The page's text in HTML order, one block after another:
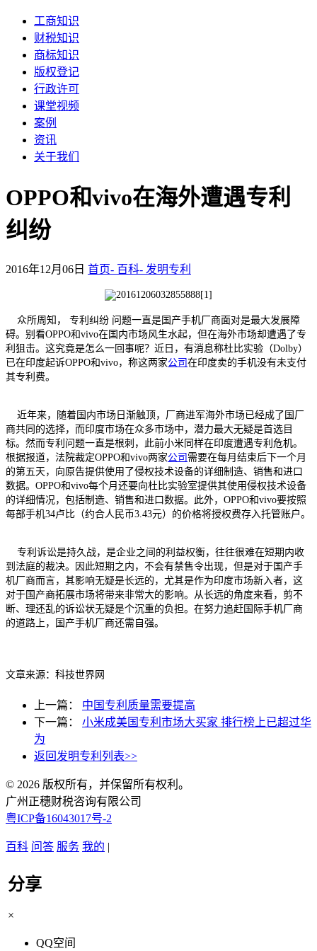
工商知识
财税知识
商标知识
版权登记
行政许可
课堂视频
案例
资讯
关于我们
OPPO和vivo在海外遭遇专利
纠纷
2016年12月06日 首页- 百科- 发明专利
众所周知， 专利纠纷 问题一直是国产手机厂商面对是最大发展障
碍。别看OPPO和vivo在国内市场风生水起，但在海外市场却遭遇了专
利狙击。这究竟是怎么一回事呢？近日，有消息称杜比实验（Dolby）
已在印度起诉OPPO和vivo，称这两家公司 在印度卖的手机没有未支付
其专利费。
近年来，随着国内市场日渐触顶，厂商进军海外市场已经成了国厂
商共同的选择，而印度市场在众多市场中，潜力最大无疑是首选目
标。然而专利问题一直是根刺，此前小米同样在印度遭遇专利危机。
根据报道，法院裁定OPPO和vivo两家公司 需要在每月结束后下一个月
的第五天，向原告提供使用了侵权技术设备的详细制造、销售和进口
数据。OPPO和vivo每个月还要向杜比实验室提供其使用侵权技术设备
的详细情况，包括制造、销售和进口数据。此外，OPPO和vivo要按照
每部手机34卢比（约合人民币3.43元）的价格将授权费存入托管账户。
专利诉讼是持久战，是企业之间的利益权衡，往往很难在短期内收
到法庭的裁决。因此短期之内，不会有禁售令出现，但是对于国产手
机厂商而言，其影响无疑是长远的，尤其是作为印度市场新入者，这
对于国产商拓展市场将带来非常大的影响。从长远的角度来看，剪不
断、理还乱的诉讼状无疑是个沉重的负担。在努力追赶国际手机厂商
的道路上，国产手机厂商还需自强。
文章来源： 科技世界网
上一篇： 中国专利质量需要提高
下一篇： 小米成美国专利市场大买家 排行榜上已超过华
为
返回发明专利列表>>
© 2026 版权所有，并保留所有权利。
广州正穗财税咨询有限公司
粤ICP备16043017号-2
百科 问答 服务 我的 |
分享
×
QQ空间